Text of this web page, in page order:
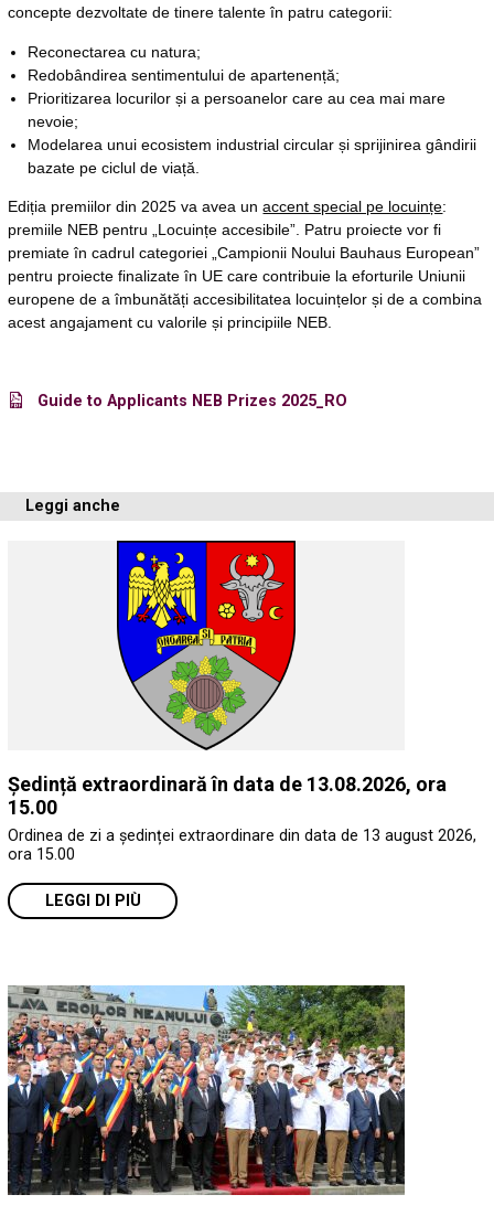
concepte dezvoltate de tinere talente în patru categorii:
Reconectarea cu natura;
Redobândirea sentimentului de apartenență;
Prioritizarea locurilor și a persoanelor care au cea mai mare
nevoie;
Modelarea unui ecosistem industrial circular și sprijinirea gândirii
bazate pe ciclul de viață.
Ediția premiilor din 2025 va avea unaccent special pe locuințe:
premiile NEB pentru „Locuințe accesibile”. Patru proiecte vor fi
premiate în cadrul categoriei „Campionii Noului Bauhaus European”
pentru proiecte finalizate în UE care contribuie la eforturile Uniunii
europene de a îmbunătăți accesibilitatea locuințelor și de a combina
acest angajament cu valorile și principiile NEB.
Guide to Applicants NEB Prizes 2025_RO
Leggi anche
Ședință extraordinară în data de 13.08.2026, ora
15.00
Ordinea de zi a ședinței extraordinare din data de 13 august 2026,
ora 15.00
LEGGI DI PIÙ